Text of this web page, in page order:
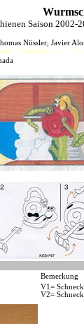
Saison 2002-
Nüssler, Javier
Sammlerseiten -
Bemerkung
V1=
V2=